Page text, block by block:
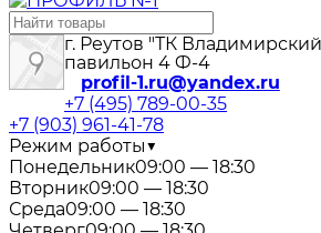
г. Реутов "ТК Владимирский
павильон 4 Ф-4
profil-1.ru@yandex.ru
+7 (495) 789-00-35
+7 (903) 961-41-78
Режим работы▼
Понедельник09:00 — 18:30
Вторник09:00 — 18:30
Среда09:00 — 18:30